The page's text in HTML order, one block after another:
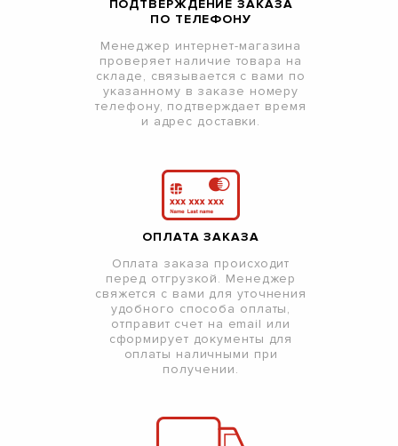
ПОДТВЕРЖДЕНИЕ ЗАКАЗА
ПО ТЕЛЕФОНУ
Менеджер интернет-магазина
проверяет наличие товара на
складе, связывается с вами по
указанному в заказе номеру
телефону, подтверждает время
и адрес доставки.
ОПЛАТА ЗАКАЗА
Оплата заказа происходит
перед отгрузкой. Менеджер
свяжется с вами для уточнения
удобного способа оплаты,
отправит счет на email или
сформирует документы для
оплаты наличными при
получении.